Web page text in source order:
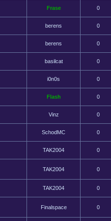
Frase 0
berens 0
berens 0
basilcat 0
i0n0s 0
Flash 0
Vinz 0
SchodMC 0
TAK2004 0
TAK2004 0
TAK2004 0
Finalspace 0